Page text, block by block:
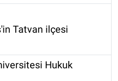
Tatvan ilçesi
Hukuk